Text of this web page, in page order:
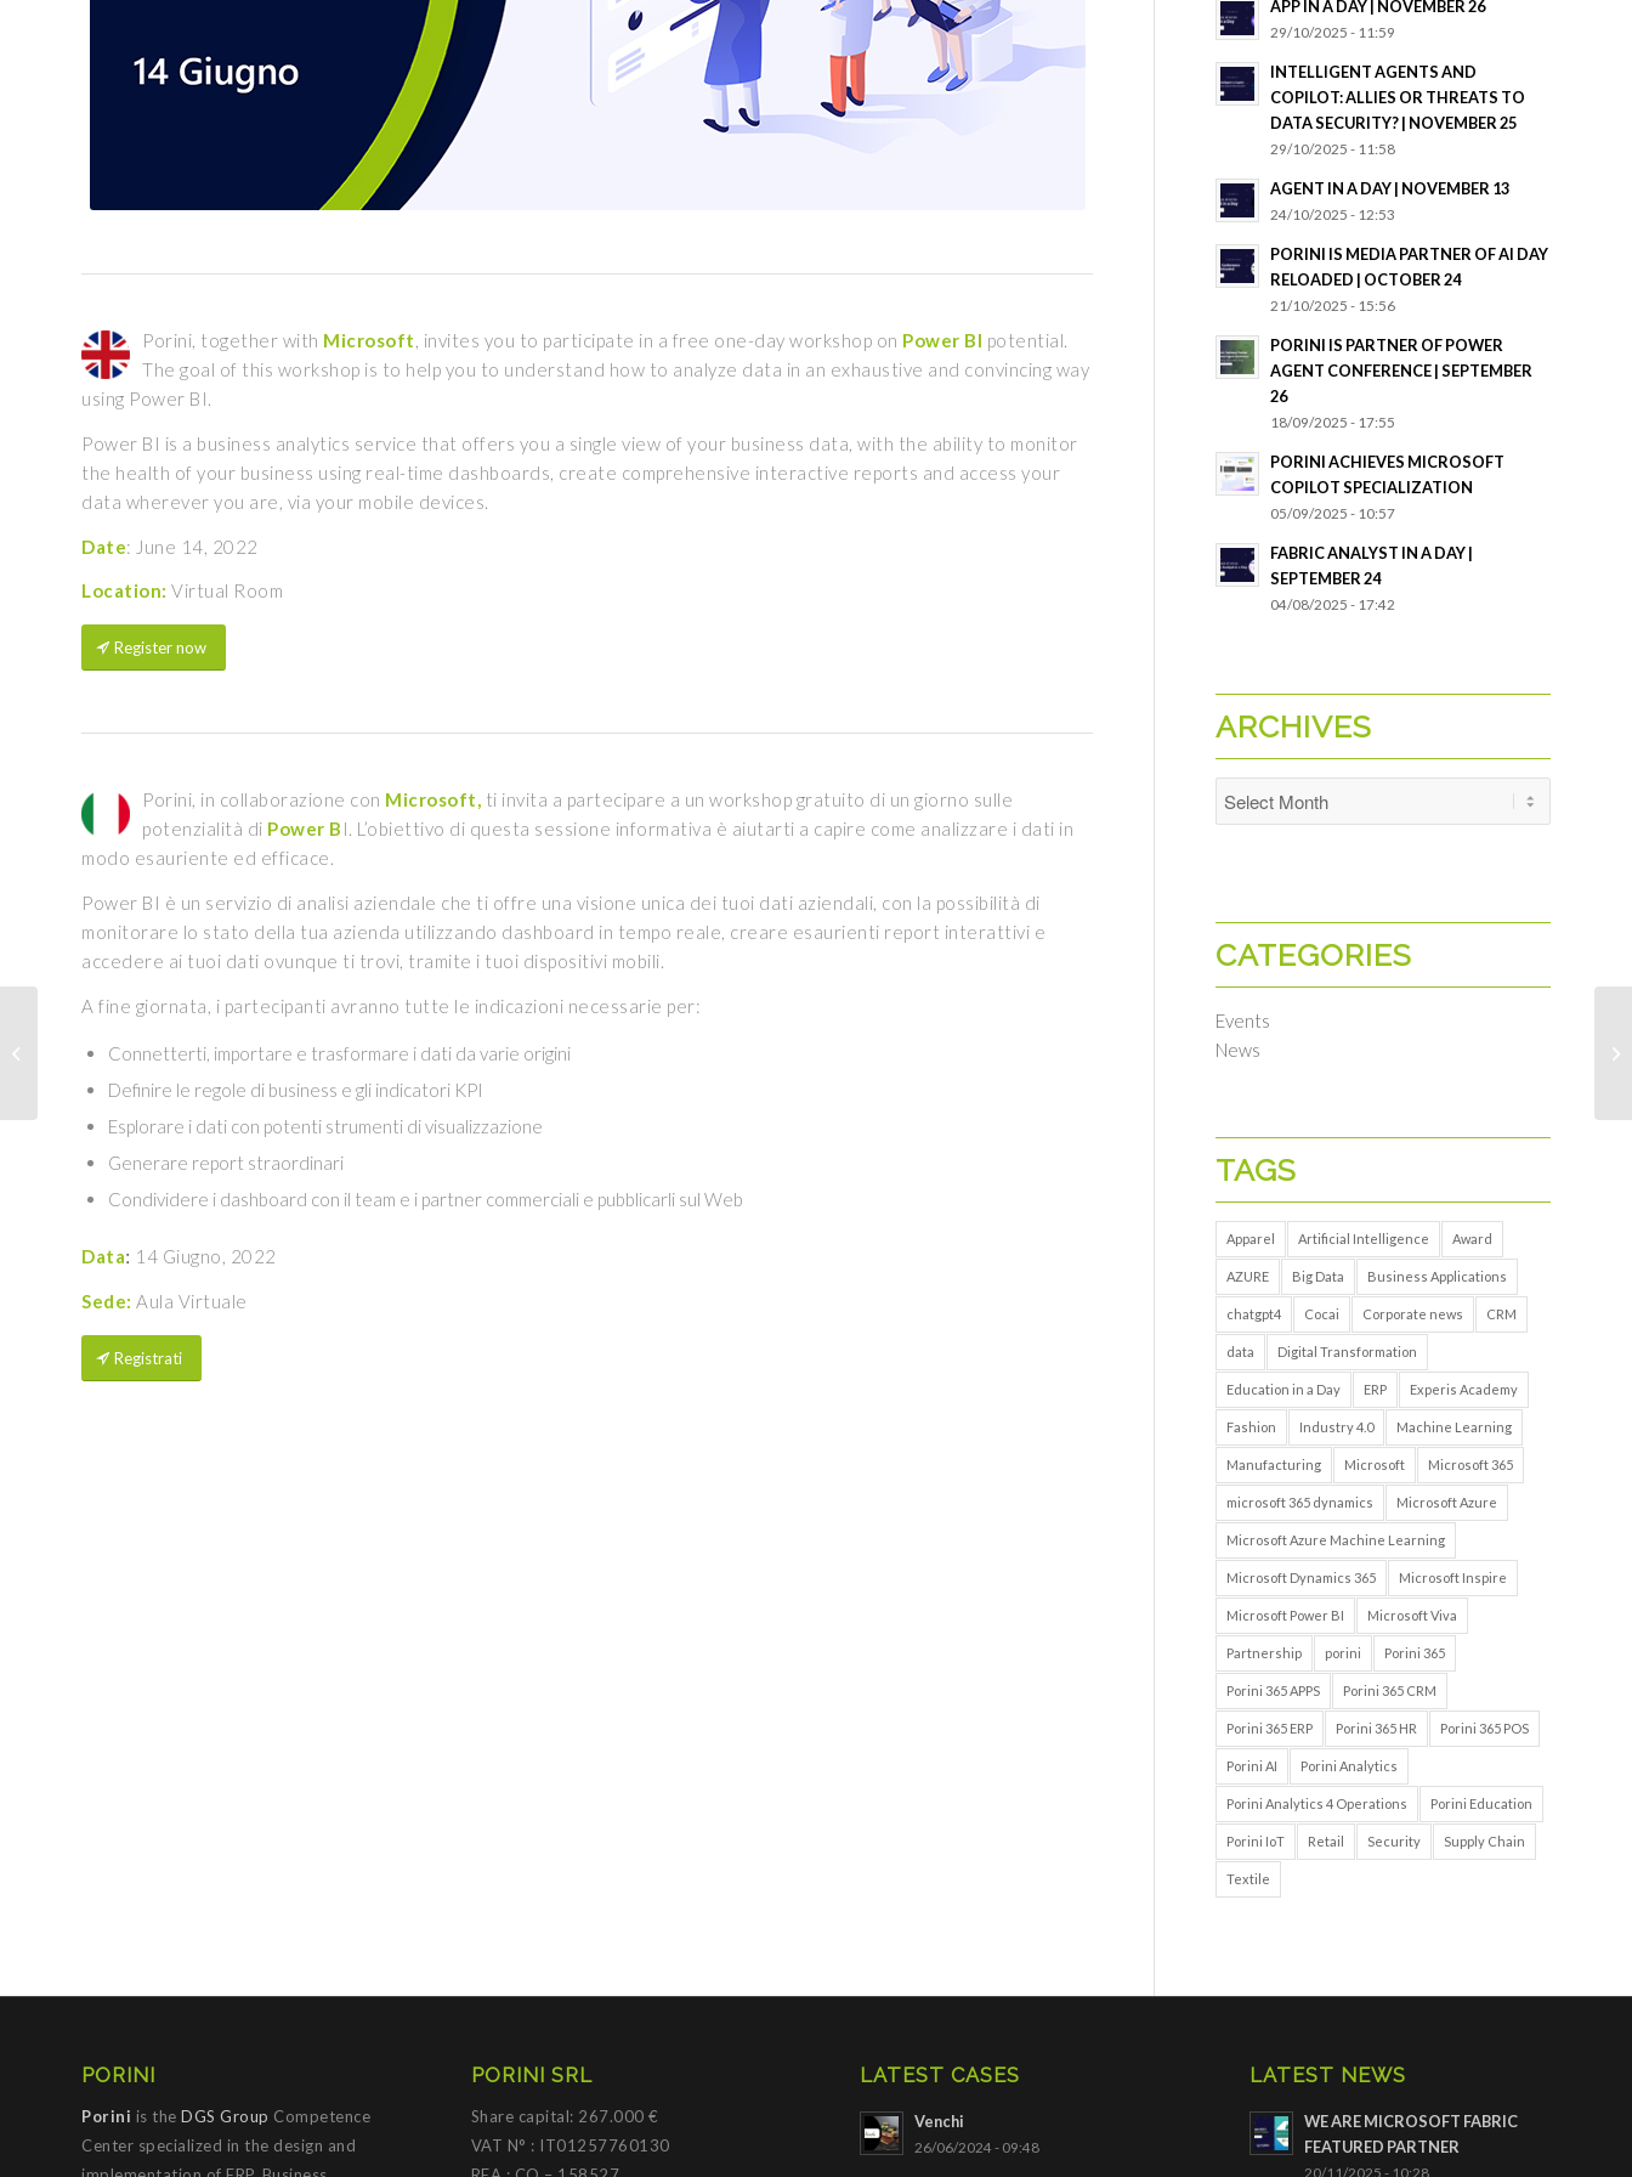
Porini, together with Microsoft, invites you to participate in a free one-day workshop on Power BI potential.
The goal of this workshop is to help you to understand how to analyze data in an exhaustive and convincing way
using Power BI.
Power BI is a business analytics service that offers you a single view of your business data, with the ability to monitor
the health of your business using real-time dashboards, create comprehensive interactive reports and access your
data wherever you are, via your mobile devices.
Date: June 14, 2022
Location: Virtual Room
Register now
Porini, in collaborazione con Microsoft, ti invita a partecipare a un workshop gratuito di un giorno sulle
potenzialità di Power B I. L’obiettivo di questa sessione informativa è aiutarti a capire come analizzare i dati in
modo esauriente ed efficace.
Power BI è un servizio di analisi aziendale che ti offre una visione unica dei tuoi dati aziendali, con la possibilità di
monitorare lo stato della tua azienda utilizzando dashboard in tempo reale, creare esaurienti report interattivi e
accedere ai tuoi dati ovunque ti trovi, tramite i tuoi dispositivi mobili.
A fine giornata, i partecipanti avranno tutte le indicazioni necessarie per:
Connetterti, importare e trasformare i dati da varie origini
Definire le regole di business e gli indicatori KPI
Esplorare i dati con potenti strumenti di visualizzazione
Generare report straordinari
Condividere i dashboard con il team e i partner commerciali e pubblicarli sul Web
Data: 14 Giugno, 2022
Sede: Aula Virtuale
Registrati
APP IN A DAY | NOVEMBER 26
29/10/2025 - 11:59
INTELLIGENT AGENTS AND
COPILOT: ALLIES OR THREATS TO
DATA SECURITY? | NOVEMBER 25
29/10/2025 - 11:58
AGENT IN A DAY | NOVEMBER 13
24/10/2025 - 12:53
PORINI IS MEDIA PARTNER OF AI DAY
RELOADED | OCTOBER 24
21/10/2025 - 15:56
PORINI IS PARTNER OF POWER
AGENT CONFERENCE | SEPTEMBER
26
18/09/2025 - 17:55
PORINI ACHIEVES MICROSOFT
COPILOT SPECIALIZATION
05/09/2025 - 10:57
FABRIC ANALYST IN A DAY |
SEPTEMBER 24
04/08/2025 - 17:42
ARCHIVES
CATEGORIES
Events
News
TAGS
Apparel Artificial Intelligence Award
AZURE Big Data Business Applications
chatgpt4 Cocai Corporate news CRM
data Digital Transformation
Education in a Day ERP Experis Academy
Fashion Industry 4.0 Machine Learning
Manufacturing Microsoft Microsoft 365
microsoft 365 dynamics Microsoft Azure
Microsoft Azure Machine Learning
Microsoft Dynamics 365 Microsoft Inspire
Microsoft Power BI Microsoft Viva
Partnership porini Porini 365
Porini 365 APPS Porini 365 CRM
Porini 365 ERP Porini 365 HR Porini 365 POS
Porini AI Porini Analytics
Porini Analytics 4 Operations Porini Education
Porini IoT Retail Security Supply Chain
Textile
PORINI
Porini is the DGS Group Competence
Center specialized in the design and
PORINI SRL
Share capital: 267.000 €
VAT N° : IT01257760130
LATEST CASES
Venchi
26/06/2024 - 09:48
LATEST NEWS
WE ARE MICROSOFT FABRIC
FEATURED PARTNER
20/11/2025 - 10:28
& Artificial Intelligence |